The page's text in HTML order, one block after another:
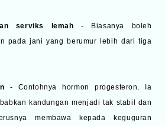
serviks lemah- Biasanya boleh
pada jani yang berumur lebih dari tiga
- Contohnya hormon progesteron. Ia
kandungan menjadi tak stabil dan
membawa kepada keguguran